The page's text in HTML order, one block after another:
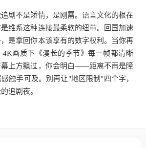
剧不是矫情，是刚需。语言文化的根在
维系这种连接最柔软的纽带。回国加速
是拿回你本该享有的数字权利。当你再
4K画质下《漫长的季节》每一帧都清晰
幕上方飘过，你会明白——距离不再是障
触手可及。别再让"地区限制"四个字，
追剧夜。